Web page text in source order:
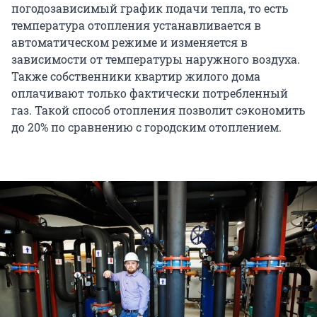
погодозависимый график подачи тепла, то есть
температура отопления устанавливается в
автоматическом режиме и изменяется в
зависимости от температуры наружного воздуха.
Также собственники квартир жилого дома
оплачивают только фактически потребленный
газ. Такой способ отопления позволит сэкономить
до 20% по сравнению с городским отоплением.